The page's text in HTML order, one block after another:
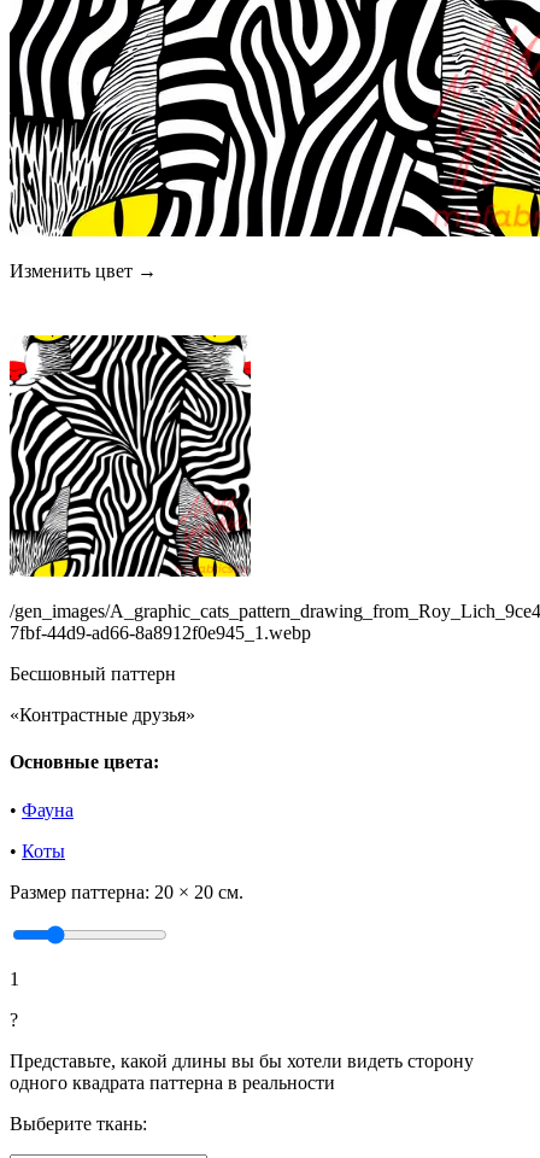
Изменить цвет →
/gen_images/
7fbf-44d9-ad66-8a8912f0e945_1.webp
Бесшовный паттерн
«Контрастные друзья»
Основные цвета:
• Фауна
• Коты
Размер паттерна: 20 × 20 см.
1
?
Представьте, какой длины вы бы хотели видеть сторону
одного квадрата паттерна в реальности
Выберите ткань: